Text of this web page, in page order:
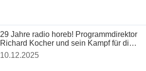
29 Jahre radio horeb! Programmdirektor
Richard Kocher und sein Kampf für die
Vision des Radios
10.12.2025